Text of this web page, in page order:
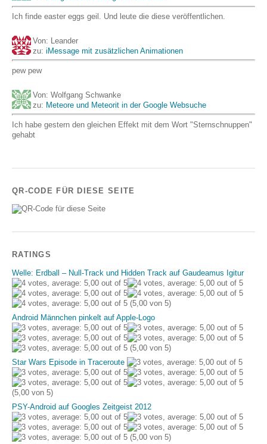
Ich finde easter eggs geil. Und leute die diese veröffentlichen.
Von: Leander
zu: iMessage mit zusätzlichen Animationen
pew pew
Von: Wolfgang Schwanke
zu: Meteore und Meteorit in der Google Websuche
Ich habe gestern den gleichen Effekt mit dem Wort "Sternschnuppen"
gehabt
QR-CODE FÜR DIESE SEITE
RATINGS
Welle: Erdball – Null-Track und Hidden Track auf Gaudeamus Igitur
(5,00 von 5)
Android Männchen pinkelt auf Apple-Logo
(5,00 von 5)
Star Wars Episode in Traceroute
(5,00 von 5)
PSY-Android auf Googles Zeitgeist 2012
(5,00 von 5)